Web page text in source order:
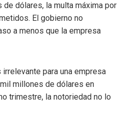
dólares, la multa máxima por
El gobierno no
a menos que la empresa
para una empresa
millones de dólares en
trimestre, la notoriedad no lo